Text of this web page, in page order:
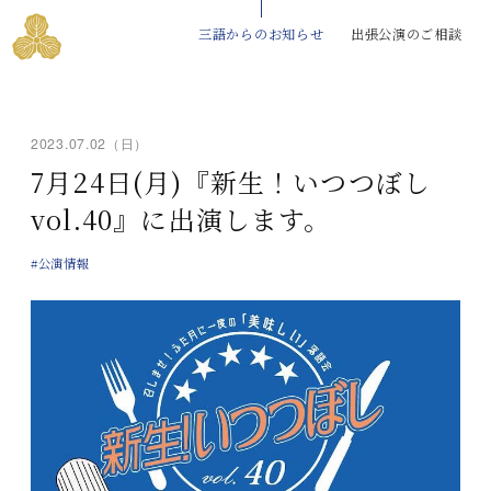
三語からのお知らせ 出張公演のご相談
2023.07.02（日）
7月24日(月)『新生！いつつぼし
vol.40』に出演します。
#公演情報